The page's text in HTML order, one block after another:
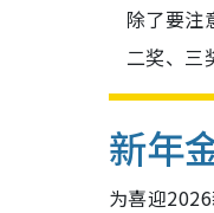
除了要注
二奖、三
新年
为喜迎